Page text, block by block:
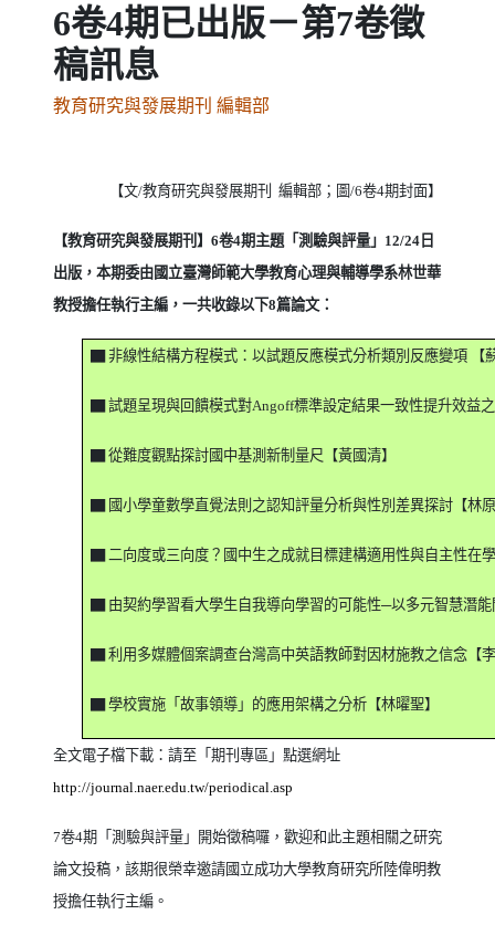
6卷4期已出版－第7卷徵
稿訊息
教育研究與發展期刊 編輯部
【文/教育研究與發展期刊 編輯部 ；圖/6卷4期封面】
【教育研究與發展期刊】 6卷4期主題「測驗與評量」 12/24 日
出版，本期委由國立臺灣師範大學教育心理與輔導學系林世華
教授擔任執行主編，一共收錄以下8篇論文：
▇非線性結構方程模式：以試題反應模式分析類別反應變項
▇試題呈現與回饋模式對Angoff標準設定結果一致性提升效益
▇從難度觀點探討國中基測新制量尺【黃國清】
國小學童數學直覺法則之認知評量分析與性別差異探討【林
▇二向度或三向度？國中生之成就目標建構適用性與自主性在
由契約學習看大學生自我導向學習的可能性─以多元智慧潛
▇利用多媒體個案調查台灣高中英語教師對因材施教之信念【
▇學校實施「故事領導」的應用架構之分析【林曜聖】
全文電子檔下載：請至「期刊專區」點選網址
http://journal.naer.edu.tw/periodical.asp
7卷4期「測驗與評量」開始徵稿囉，歡迎和此主題相關之研究
論文投稿，該期很榮幸邀請國立成功大學教育研究所陸偉明教
授擔任執行主編。